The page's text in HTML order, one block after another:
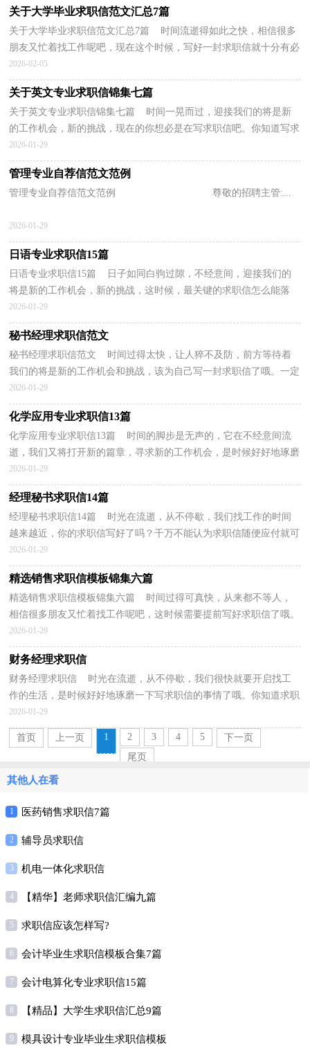
关于大学毕业求职信范文汇总7篇
关于大学毕业求职信范文汇总7篇 时间流逝得如此之快，相信很多
朋友又忙着找工作呢吧，现在这个时候，写好一封求职信就十分有必
要了！写求职信需要注意哪些问题呢？以下是小编为大...
2026-02-05
关于英文专业求职信锦集七篇
关于英文专业求职信锦集七篇 时间一晃而过，迎接我们的将是新
的工作机会，新的挑战，现在的你想必是在写求职信吧。你知道写求
职信需要注意哪些问题吗？以下是小编整理的英文专业...
2026-01-29
管理专业自荐信范文范例
管理专业自荐信范文范例 尊敬的招聘主管:...
2026-01-29
日语专业求职信15篇
日语专业求职信15篇 日子如同白驹过隙，不经意间，迎接我们的
将是新的工作机会，新的挑战，这时候，最关键的求职信怎么能落
下！但是求职信要写什么内容才是恰当的呢？以下是小编为大家...
2026-01-29
秘书经理求职信范文
秘书经理求职信范文 时间过得太快，让人猝不及防，前方等待着
我们的将是新的工作机会和挑战，该为自己写一封求职信了哦。一定
要好好重视求职信喔！以下是小编为大家整理的秘书经...
2026-01-29
化学应用专业求职信13篇
化学应用专业求职信13篇 时间的脚步是无声的，它在不经意间流
逝，我们又将打开新的篇章，寻求新的工作机会，是时候好好地琢磨
一下写求职信的事情了哦。你真的懂得怎么写好求职信...
2026-01-29
经理秘书求职信14篇
经理秘书求职信14篇 时光在流逝，从不停歇，我们找工作的时间
越来越近，你的求职信写好了吗？千万不能认为求职信随便应付就可
以喔，以下是小编精心整理的经理秘书求职信，仅供参考，希...
2026-01-29
精选销售求职信模板锦集六篇
精选销售求职信模板锦集六篇 时间过得可真快，从来都不等人，
相信很多朋友又忙着找工作呢吧，这时候需要提前写好求职信了哦。
那么怎样写好求职信呢？下面是小编为大家整理的销售...
2026-01-29
财务经理求职信
财务经理求职信 时光在流逝，从不停歇，我们很快就要开启找工
作的生活，是时候好好地琢磨一下写求职信的事情了哦。你知道求职
信要如何写吗？下面是小编精心整理的财务经理求职信...
2026-01-29
首页 上一页 1 2 3 4 5
下一页
尾页
其他人在看
1 医药销售求职信7篇
2 辅导员求职信
3 机电一体化求职信
4 【精华】老师求职信汇编九篇
5 求职信应该怎样写?
6 会计毕业生求职信模板合集7篇
7 会计电算化专业求职信15篇
8 【精品】大学生求职信汇总9篇
9 模具设计专业毕业生求职信模板